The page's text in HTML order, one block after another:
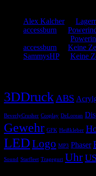
Alex Kalcherzu
accessburn
accessburn
Keine
SammysHPzu Keine
3DDruck ABS
BeverlyCrusher Cosplay DeLorean
Gewehr GFK Heißkleber
LEDLogo MP3 Phaser
Sound Starfleet Tragegurt Uhr